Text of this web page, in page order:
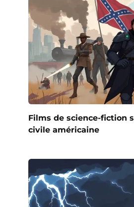
Films de science-fiction
civile américaine